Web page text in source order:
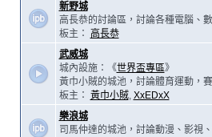
新野城
高長恭的討論區，討論各種電腦、
板主：
高長恭
武威城
城內設施：《世界盃專區》
黃巾小賊的城池，討論體育運動，
板主： 黃巾小賊, XxEDxX
樂浪城
司馬仲達的城池，討論動漫、影視